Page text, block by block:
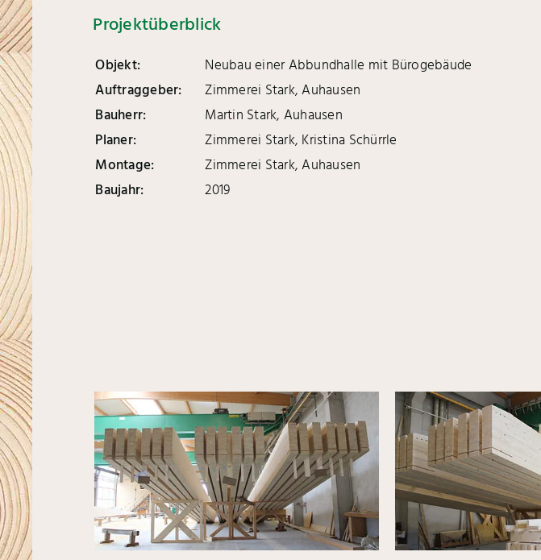
Projektüberblick
Objekt:
Neubau einer Abbundhalle mit Bürogebäude
Auftraggeber:
Zimmerei Stark, Auhausen
Bauherr:
Martin Stark, Auhausen
Planer:
Zimmerei Stark, Kristina Schürrle
Montage:
Zimmerei Stark, Auhausen
Baujahr:
2019